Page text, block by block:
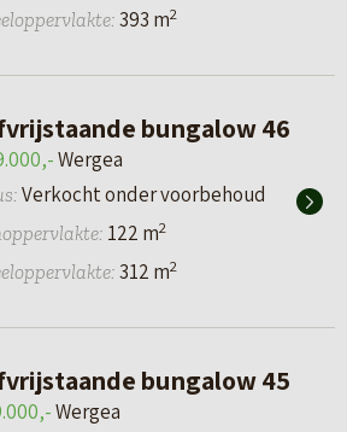
393 m2
bungalow 46
Wergea
Verkocht onder voorbehoud
122 m2
312 m2
bungalow 45
Wergea